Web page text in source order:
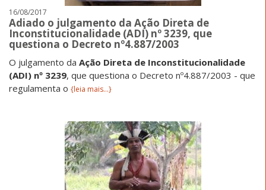
16/08/2017
Adiado o julgamento da Ação Direta de
Inconstitucionalidade (ADI) nº 3239, que
questiona o Decreto nº4.887/2003
O julgamento da Ação Direta de Inconstitucionalidade
(ADI) nº 3239, que questiona o Decreto nº4.887/2003 - que
regulamenta o {leia mais...}